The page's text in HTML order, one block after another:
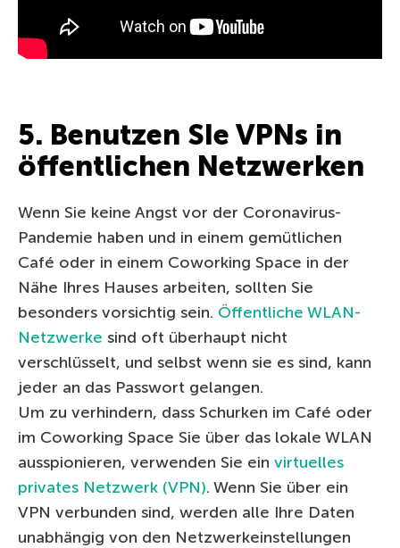
5. Benutzen SIe VPNs in
öffentlichen Netzwerken
Wenn Sie keine Angst vor der Coronavirus-
Pandemie haben und in einem gemütlichen
Café oder in einem Coworking Space in der
Nähe Ihres Hauses arbeiten, sollten Sie
besonders vorsichtig sein. Öffentliche WLAN-
Netzwerke sind oft überhaupt nicht
verschlüsselt, und selbst wenn sie es sind, kann
jeder an das Passwort gelangen.
Um zu verhindern, dass Schurken im Café oder
im Coworking Space Sie über das lokale WLAN
ausspionieren, verwenden Sie ein virtuelles
privates Netzwerk (VPN). Wenn Sie über ein
VPN verbunden sind, werden alle Ihre Daten
unabhängig von den Netzwerkeinstellungen